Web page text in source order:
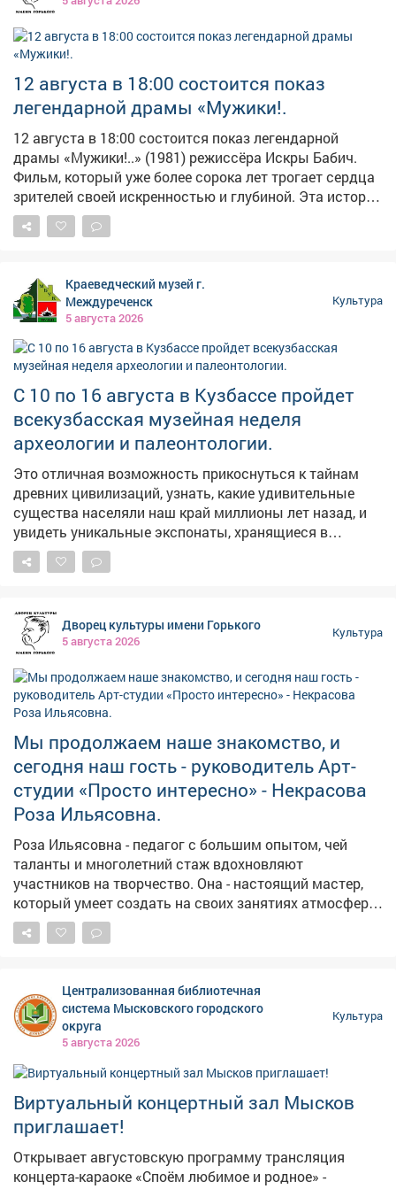
12 августа в 18:00 состоится показ
легендарной драмы «Мужики!.
12 августа в 18:00 состоится показ легендарной
драмы «Мужики!..» (1981) режиссёра Искры Бабич.
Фильм, который уже более сорока лет трогает сердца
зрителей своей искренностью и глубиной. Эта история
рассказывает о шахтёре Павле Зубове, которого
блистательно сыграл Александр Михайлов: много лет
невесту Настю, но известие о её смерти заставляет
его вернуться. Там он узнаёт шокирующую правду - у
него на руках остаются трое осиротевших детей, а
фильме также снимались Пётр Глебов, Ирина Иванова,
Анатолий Солоницын и Другие выдающиеся актёры, а
сама картина сразу после премьеры вызвала шквал
писем от благодарных зрителей, которые
признавались, что не могли сдержать слёз. Приходите
всей семьёй, чтобы пережить эту удивительную,
пронзительную историю, которая заставляет
задуматься о главном. 📅 Когда: 12 августа, 18:00 📍
Где: Дворец культуры имени Горького Вход
свободный!
Краеведческий музей г.
Междуреченск
5 августа 2026
Культура
С 10 по 16 августа в Кузбассе пройдет
всекузбасская музейная неделя
археологии и палеонтологии.
Это отличная возможность прикоснуться к тайнам
древних цивилизаций, узнать, какие удивительные
существа населяли наш край миллионы лет назад, и
увидеть уникальные экспонаты, хранящиеся в
музейных фондах. Вас ждут интересные экскурсии,
интерактивные программы и новые открытия!
вы можете посетить любое мероприятие в музеях по
всей области. Подробности в карточках.
#Неделя_археологии_палеонтологии_в_Кузбассе
Дворец культуры имени Горького
5 августа 2026
Культура
Мы продолжаем наше знакомство, и
сегодня наш гость - руководитель Арт-
студии «Просто интересно» - Некрасова
Роза Ильясовна.
Роза Ильясовна - педагог с большим опытом, чей
таланты и многолетний стаж вдохновляют
участников на творчество. Она - настоящий мастер,
который умеет создать на своих занятиях атмосферу
творчества, где каждый ребёнок может проявить
свою индивидуальность и почувствовать себя
свой талант и творческий потенциал. На занятиях
ребята экспериментируют с различными
материалами. Воспитанники студии активно
представляя свои работы. Многие из ребят были
награждены дипломами победителей различных
конкурсов, а отчётные выставки студии всегда
вызывают большой интерес у жителей города.
Централизованная библиотечная
система Мысковского городского
округа
5 августа 2026
Культура
Виртуальный концертный зал Мысков
приглашает!
Открывает августовскую программу трансляция
концерта-караоке «Споём любимое и родное» -